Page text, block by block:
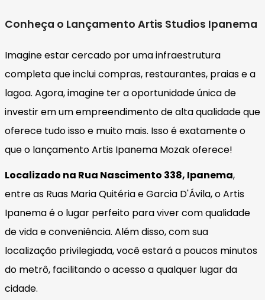
Conheça o Lançamento Artis Studios Ipanema
Imagine estar cercado por uma infraestrutura
completa que inclui compras, restaurantes, praias e a
lagoa. Agora, imagine ter a oportunidade única de
investir em um empreendimento de alta qualidade que
oferece tudo isso e muito mais. Isso é exatamente o
que o lançamento Artis Ipanema Mozak oferece!
Localizado na Rua Nascimento 338, Ipanema,
entre as Ruas Maria Quitéria e Garcia D'Ávila, o Artis
Ipanema é o lugar perfeito para viver com qualidade
de vida e conveniência. Além disso, com sua
localização privilegiada, você estará a poucos minutos
do metrô, facilitando o acesso a qualquer lugar da
cidade.